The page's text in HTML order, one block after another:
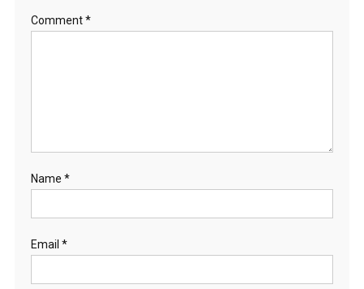
Comment*
Name *
Email *